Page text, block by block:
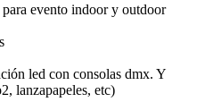
evento indoor y outdoor
led con consolas dmx. Y
lanzapapeles, etc)